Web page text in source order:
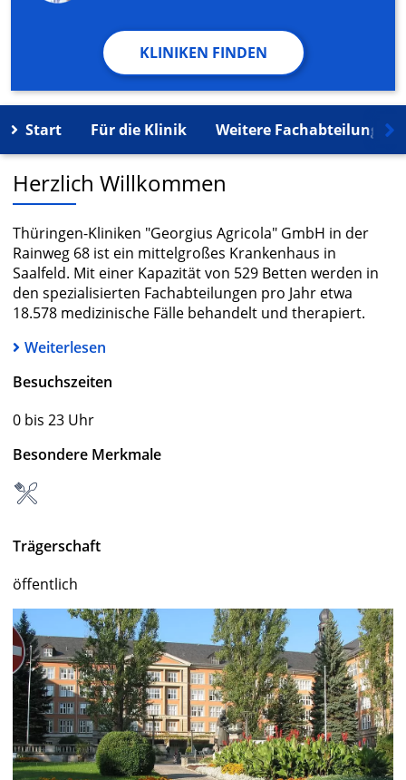
KLINIKEN FINDEN
Start Für die Klinik Weitere Fachabteilungen
Herzlich Willkommen
Thüringen-Kliniken "Georgius Agricola" GmbH in der
Rainweg 68 ist ein mittelgroßes Krankenhaus in
Saalfeld. Mit einer Kapazität von 529 Betten werden in
den spezialisierten Fachabteilungen pro Jahr etwa
18.578 medizinische Fälle behandelt und therapiert.
Weiterlesen
Besuchszeiten
0 bis 23 Uhr
Besondere Merkmale
Trägerschaft
öffentlich